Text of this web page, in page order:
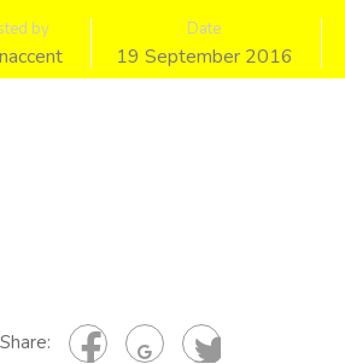
by Date
19 September 2016
Share: